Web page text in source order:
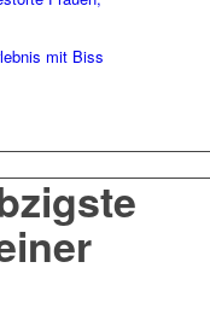
mit Biss